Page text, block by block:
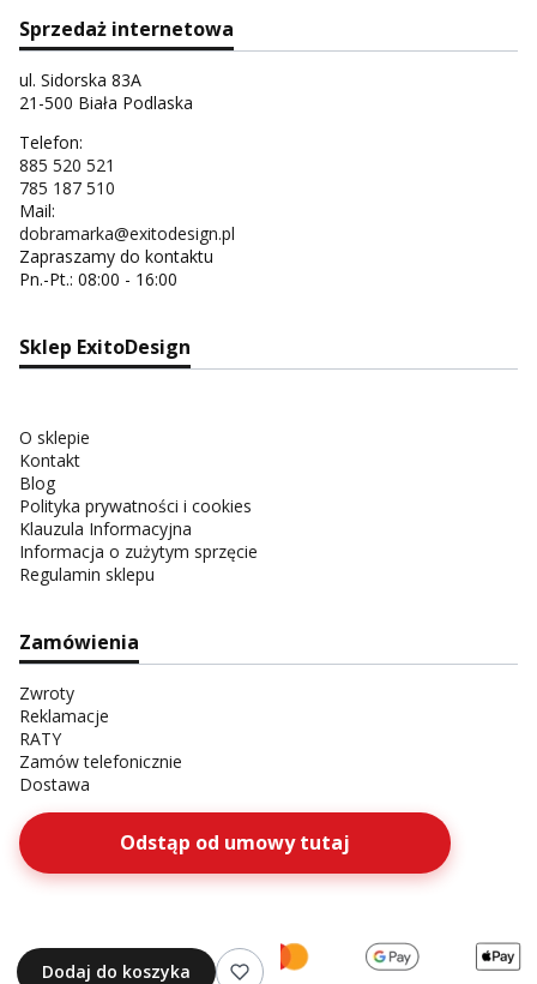
Sprzedaż internetowa
ul. Sidorska 83A
21-500 Biała Podlaska
Telefon:
885 520 521
785 187 510
Mail:
dobramarka@exitodesign.pl
Zapraszamy do kontaktu
Pn.-Pt.: 08:00 - 16:00
Sklep ExitoDesign
O sklepie
Kontakt
Blog
Polityka prywatności i cookies
Klauzula Informacyjna
Informacja o zużytym sprzęcie
Regulamin sklepu
Zamówienia
Zwroty
Reklamacje
RATY
Zamów telefonicznie
Dostawa
Odstąp od umowy tutaj
Dodaj do koszyka